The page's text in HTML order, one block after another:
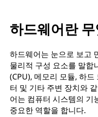
하드웨어란
하드웨어는 눈으로 보고
물리적 구성 요소를 말합
(CPU), 메모리 모듈, 하
터 및 기타 주변 장치와
어는 컴퓨터 시스템의 기
중요한 역할을 합니다.